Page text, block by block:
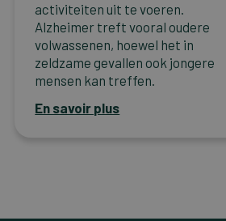
activiteiten uit te voeren.
Alzheimer treft vooral oudere
volwassenen, hoewel het in
zeldzame gevallen ook jongere
mensen kan treffen.
En savoir plus